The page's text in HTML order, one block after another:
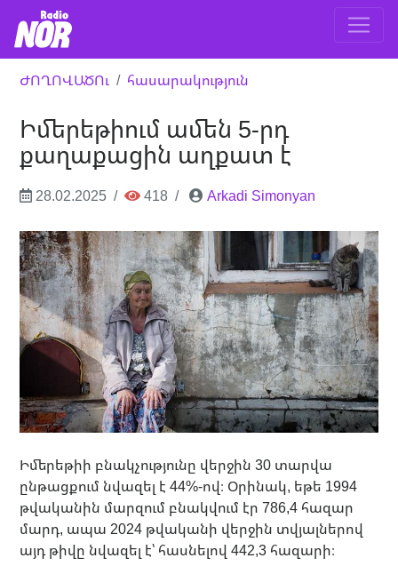
ԺՈՂՈՎԱԾՈւ հասարակություն
Իմերեթիում ամեն 5-րդ
քաղաքացին աղքատ է
28.02.2025 418 Arkadi Simonyan
Իմերեթիի բնակչությունը վերջին 30 տարվա
ընթացքում նվազել է 44%-ով։ Օրինակ, եթե 1994
թվականին մարզում բնակվում էր 786,4 հազար
մարդ, ապա 2024 թվականի վերջին տվյալներով
այդ թիվը նվազել է՝ հասնելով 442,3 հազարի։